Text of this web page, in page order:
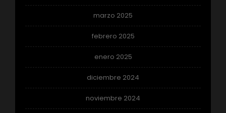
marzo 2025
febrero 2025
enero 2025
diciembre 2024
noviembre 2024